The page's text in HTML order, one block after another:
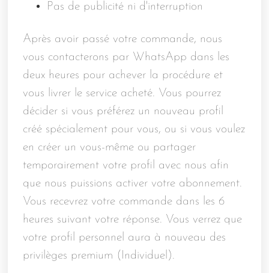
Pas de publicité ni d'interruption
Après avoir passé votre commande, nous
vous contacterons par WhatsApp dans les
deux heures pour achever la procédure et
vous livrer le service acheté. Vous pourrez
décider si vous préférez un nouveau profil
créé spécialement pour vous, ou si vous voulez
en créer un vous-même ou partager
temporairement votre profil avec nous afin
que nous puissions activer votre abonnement.
Vous recevrez votre commande dans les 6
heures suivant votre réponse. Vous verrez que
votre profil personnel aura à nouveau des
privilèges premium (Individuel).